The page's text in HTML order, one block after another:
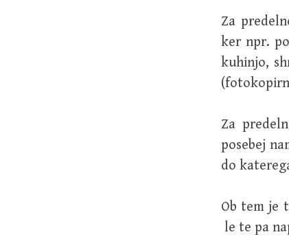
Za
ker npr.
kuhinjo,
Za
posebej
do
Ob tem je
le te pa